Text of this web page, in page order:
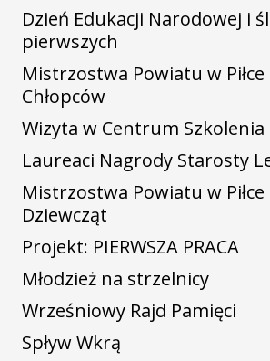
Dzień Edukacji Narodowej i
pierwszych
Mistrzostwa Powiatu w Piłce
Chłopców
Wizyta w Centrum Szkolenia
Laureaci Nagrody Starosty
Mistrzostwa Powiatu w Piłce
Dziewcząt
Projekt: PIERWSZA PRACA
Młodzież na strzelnicy
Wrześniowy Rajd Pamięci
Spływ Wkrą